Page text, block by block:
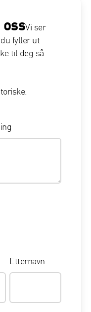
Vi ser
fyller ut
til deg så
Etternavn